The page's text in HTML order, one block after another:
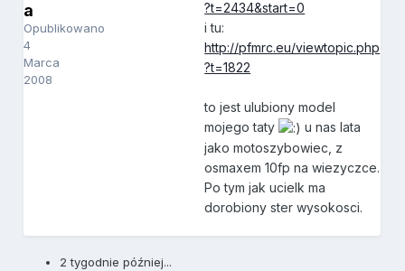
a
Opublikowano
4
Marca
2008
?t=2434&start=0
i tu:
http://pfmrc.eu/viewtopic.php
?t=1822
to jest ulubiony model
mojego taty
u nas lata
jako motoszybowiec, z
osmaxem 10fp na wiezyczce.
Po tym jak ucielk ma
dorobiony ster wysokosci.
2 tygodnie później...